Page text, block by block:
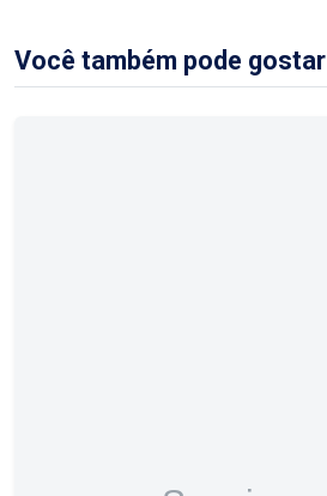
Você também pode gostar